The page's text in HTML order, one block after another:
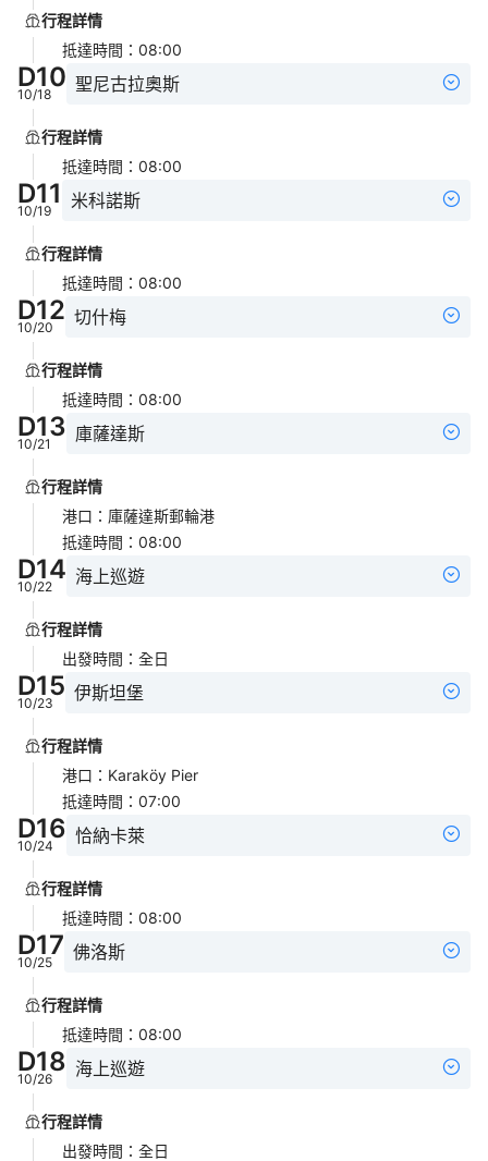
行程詳情
抵達時間 ： 08:00
D10
10/18 聖尼古拉奧斯
行程詳情
抵達時間 ： 08:00
D11
10/19 米科諾斯
行程詳情
抵達時間 ： 08:00
D12
10/20 切什梅
行程詳情
抵達時間 ： 08:00
D13
10/21 庫薩達斯
行程詳情
港口 ： 庫薩達斯郵輪港
抵達時間 ： 08:00
D14
10/22 海上巡遊
行程詳情
出發時間 ： 全日
D15
10/23 伊斯坦堡
行程詳情
港口 ： Karaköy Pier
抵達時間 ： 07:00
D16
10/24 恰納卡萊
行程詳情
抵達時間 ： 08:00
D17
10/25 佛洛斯
行程詳情
抵達時間 ： 08:00
D18
10/26 海上巡遊
行程詳情
出發時間 ： 全日